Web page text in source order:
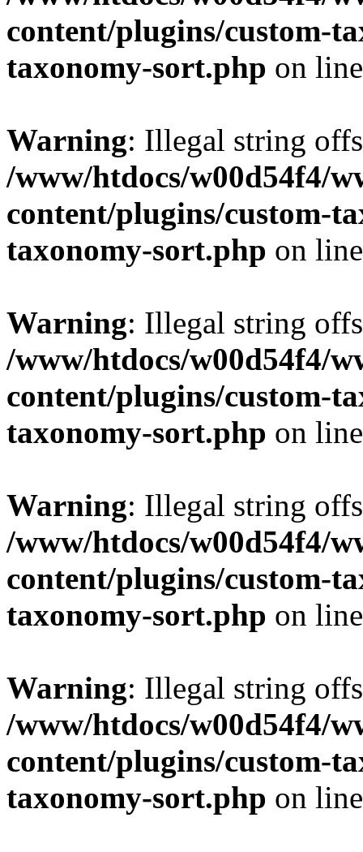
content/plugins/custom-
taxonomy-sort.php on
Warning: Illegal string
/www/htdocs/w00d54f4/
content/plugins/custom-
taxonomy-sort.php on
Warning: Illegal string
/www/htdocs/w00d54f4/
content/plugins/custom-
taxonomy-sort.php on
Warning: Illegal string
/www/htdocs/w00d54f4/
content/plugins/custom-
taxonomy-sort.php on
Warning: Illegal string
/www/htdocs/w00d54f4/
content/plugins/custom-
taxonomy-sort.php on